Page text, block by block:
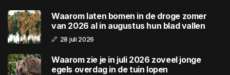
Waarom laten bomen in de droge zomer
van 2026 al in augustus hun blad vallen
28 juli 2026
Waarom zie je in juli 2026 zoveel jonge
egels overdag in de tuin lopen